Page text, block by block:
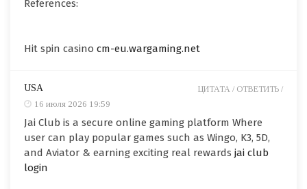
References:
Hit spin casino cm-eu.wargaming.net
USA
16 июля 2026 19:59
Jai Club is a secure online gaming platform Where
user can play popular games such as Wingo, K3, 5D,
and Aviator & earning exciting real rewards jai club
login
ЦИТАТА / ОТВЕТИТЬ /